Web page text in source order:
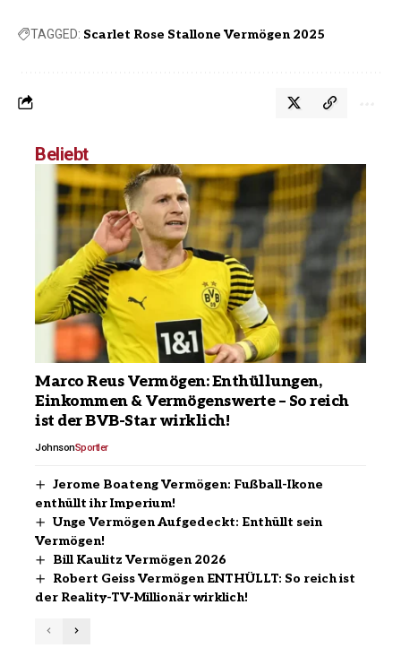
TAGGED: Scarlet Rose Stallone Vermögen 2025
Beliebt
Marco Reus Vermögen: Enthüllungen,
Einkommen & Vermögenswerte – So reich
ist der BVB-Star wirklich!
JohnsonSportler
Jerome Boateng Vermögen: Fußball-Ikone
enthüllt ihr Imperium!
Unge Vermögen Aufgedeckt: Enthüllt sein
Vermögen!
Bill Kaulitz Vermögen 2026
Robert Geiss Vermögen ENTHÜLLT: So reich ist
der Reality-TV-Millionär wirklich!